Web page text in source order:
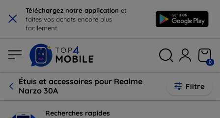
× Téléchargez notre application et
faites vos achats encore plus
facilement.
0
Étuis et accessoires pour Realme
Narzo 30A
Filtre
Recherches rapides